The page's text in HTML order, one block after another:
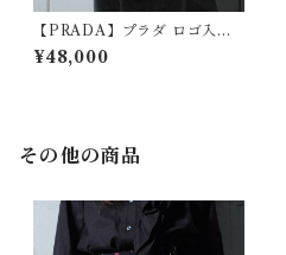
【PRADA】プラダ ロゴ入レ
ザーショルダーバッグ brown
¥48,000
その他の商品